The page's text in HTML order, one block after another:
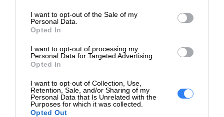
I want to opt-out of the Sale of my
Personal Data.
Opted In
I want to opt-out of processing my
Personal Data for Targeted Advertising.
Opted In
I want to opt-out of Collection, Use,
Retention, Sale, and/or Sharing of my
Personal Data that Is Unrelated with the
Purposes for which it was collected.
Opted Out